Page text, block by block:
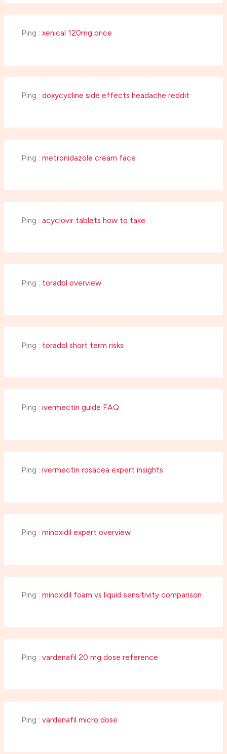
Ping : xenical 120mg price
Ping : doxycycline side effects headache reddit
Ping : metronidazole cream face
Ping : acyclovir tablets how to take
Ping : toradol overview
Ping : toradol short term risks
Ping : ivermectin guide FAQ
Ping : ivermectin rosacea expert insights
Ping : minoxidil expert overview
Ping : minoxidil foam vs liquid sensitivity comparison
Ping : vardenafil 20 mg dose reference
Ping : vardenafil micro dose